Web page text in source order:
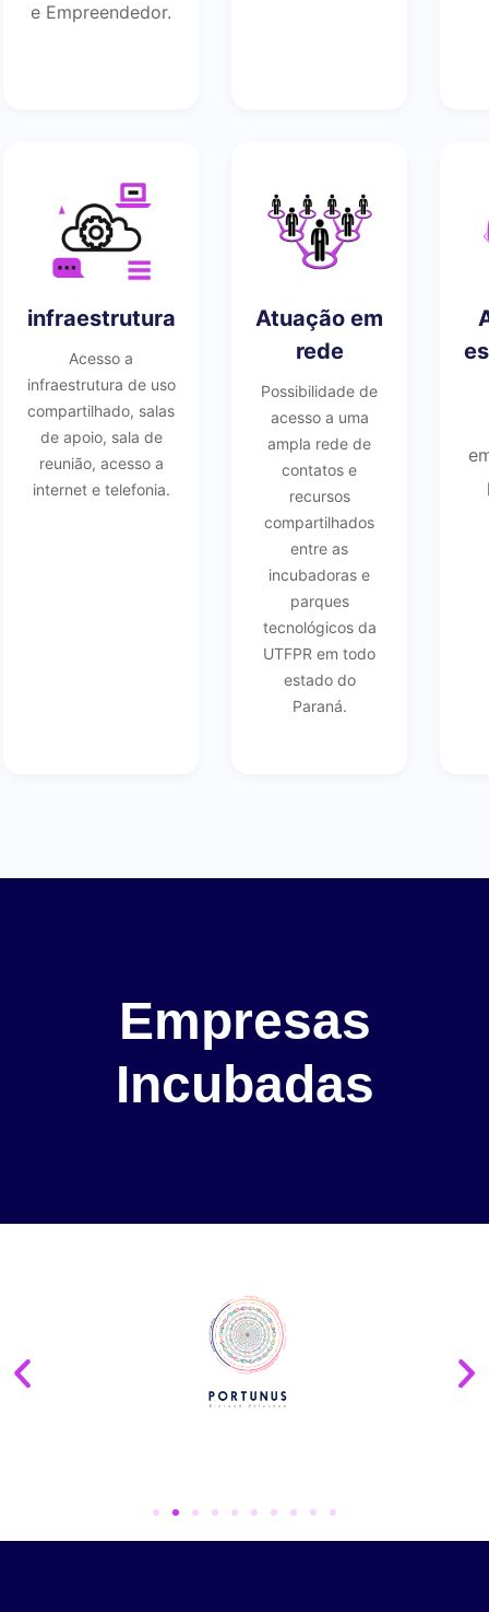
e Empreendedor.
infraestrutura
Acesso a
infraestrutura de uso
compartilhado, salas
de apoio, sala de
reunião, acesso a
internet e telefonia.
Atuação em
rede
Possibilidade de
acesso a uma
ampla rede de
contatos e
recursos
compartilhados
entre as
incubadoras e
parques
tecnológicos da
UTFPR em todo
estado do
Paraná.
Empresas
Incubadas